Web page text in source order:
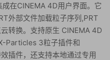
在CINEMA 4D用户界面。它
外部文件加载粒子序列,PRT
转换。支持原生 CINEMA 4D
Particles 3粒子插件和
插件，还支持本地通过专用